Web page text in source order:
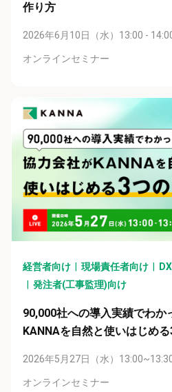
作り方
2026年6月10日（水）13:00 -
オンラインセミナー
経営者向け 現場責任者向け
発注者(工事監理)向け
90,000社への導入実績でわか
KANNAを自然と使いはじめる
2026年5月27日（水）
オンラインセミナー